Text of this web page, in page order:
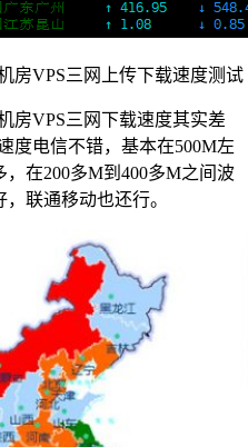
房VPS三网上传下载速度测试
房VPS三网下载速度其实差
度电信不错，基本在500M左
在200多M到400多M之间波
联通移动也还行。